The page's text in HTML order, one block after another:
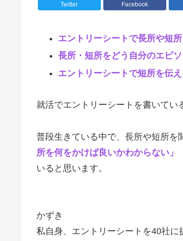
Twitter Facebook
エントリーシートで長所や短
長所・短所をどう自分のエピ
エントリーシートで短所を伝
就活でエントリーシートを書いてい
普段生きている中で、長所や短所を
所を何をかけば良いかわからない」
いると思います。
かずき
私自身、エントリーシートを40社